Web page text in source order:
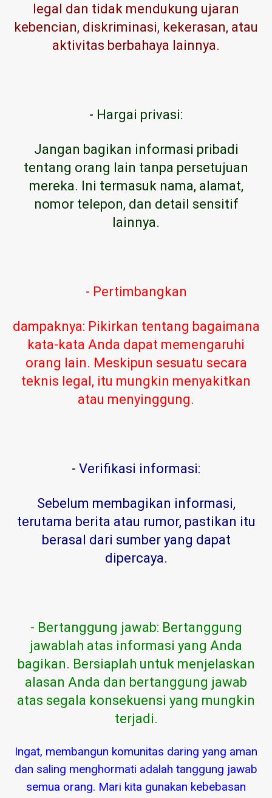
legal dan tidak mendukung ujaran
kebencian, diskriminasi, kekerasan, atau
aktivitas berbahaya lainnya.
- Hargai privasi:
Jangan bagikan informasi pribadi
tentang orang lain tanpa persetujuan
mereka. Ini termasuk nama, alamat,
nomor telepon, dan detail sensitif
lainnya.
- Pertimbangkan
dampaknya: Pikirkan tentang bagaimana
kata-kata Anda dapat memengaruhi
orang lain. Meskipun sesuatu secara
teknis legal, itu mungkin menyakitkan
atau menyinggung.
- Verifikasi informasi:
Sebelum membagikan informasi,
terutama berita atau rumor, pastikan itu
berasal dari sumber yang dapat
dipercaya.
- Bertanggung jawab: Bertanggung
jawablah atas informasi yang Anda
bagikan. Bersiaplah untuk menjelaskan
alasan Anda dan bertanggung jawab
atas segala konsekuensi yang mungkin
terjadi.
Ingat, membangun komunitas daring yang aman
dan saling menghormati adalah tanggung jawab
semua orang. Mari kita gunakan kebebasan